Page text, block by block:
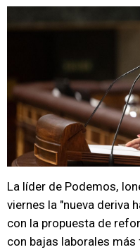
La líder de Podemos,
viernes la "nueva deriva
con la propuesta de
con bajas laborales